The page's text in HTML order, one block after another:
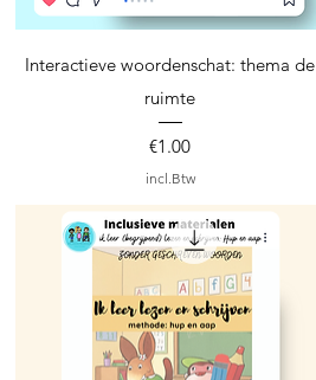
Snel overzicht
Interactieve woordenschat: thema de
ruimte
Prijs
€1.00
incl.Btw